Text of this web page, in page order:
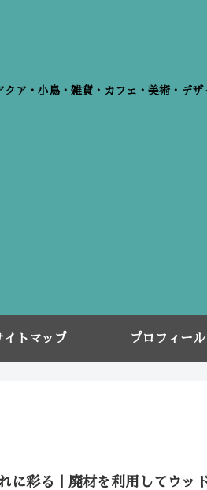
ア・小鳥・雑貨・カフェ・美術・デザ
イトマップ プロフィール
に彩る｜廃材を利用してウッ